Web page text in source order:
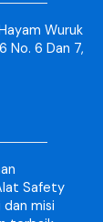
Wuruk
No. 6 Dan 7,
Safety
dan misi